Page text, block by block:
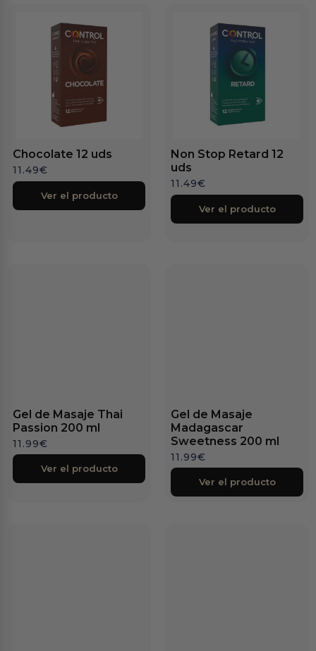
Chocolate 12 uds
11.49€
Ver el producto
Non Stop Retard 12
uds
11.49€
Ver el producto
Gel de Masaje Thai
Passion 200 ml
11.99€
Ver el producto
Gel de Masaje
Madagascar
Sweetness 200 ml
11.99€
Ver el producto